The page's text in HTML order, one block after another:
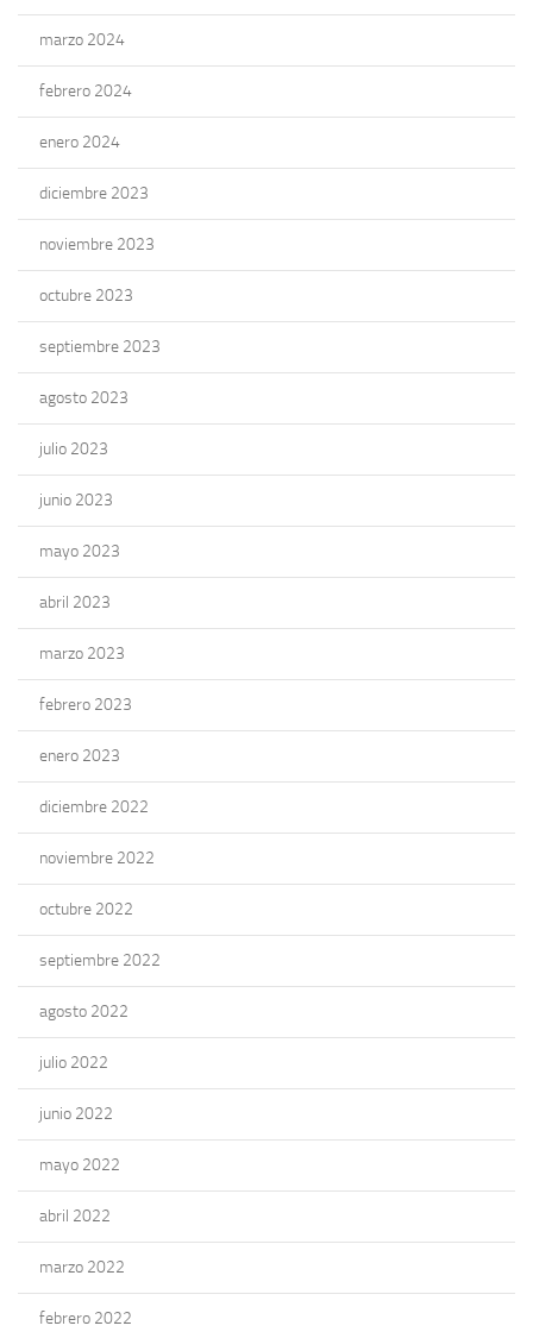
marzo 2024
febrero 2024
enero 2024
diciembre 2023
noviembre 2023
octubre 2023
septiembre 2023
agosto 2023
julio 2023
junio 2023
mayo 2023
abril 2023
marzo 2023
febrero 2023
enero 2023
diciembre 2022
noviembre 2022
octubre 2022
septiembre 2022
agosto 2022
julio 2022
junio 2022
mayo 2022
abril 2022
marzo 2022
febrero 2022